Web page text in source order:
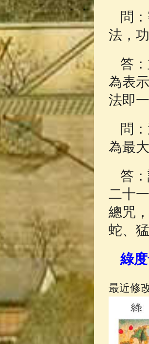
問
法，
答
為表
法即
問
為最
答
二十
總咒
蛇、
綠
最近修